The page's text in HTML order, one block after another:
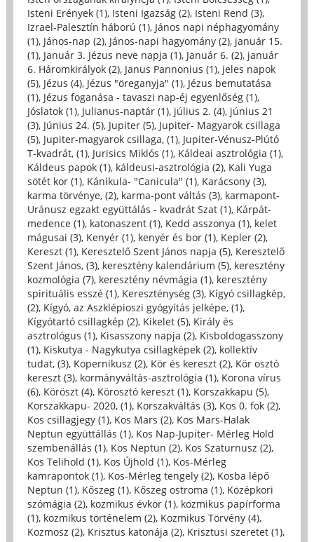
Isteni Erények (1), Isteni Igazság (2), Isteni Rend (3),
Izrael-Palesztín háború (1), János napi néphagyomány
(1), János-nap (2), János-napi hagyomány (2), január 15.
(1), Január 3. Jézus neve napja (1), Január 6. (2), január
6. Háromkirályok (2), Janus Pannonius (1), jeles napok
(5), Jézus (4), Jézus "öreganyja" (1), Jézus bemutatása
(1), Jézus foganása - tavaszi nap-éj egyenlőség (1),
Jóslatok (1), Julianus-naptár (1), július 2. (4), június 21
(3), Június 24. (5), Jupiter (5), Jupiter- Magyarok csillaga
(5), Jupiter-magyarok csillaga, (1), Jupiter-Vénusz-Plútó
T-kvadrát, (1), Jurisics Miklós (1), Káldeai asztrológia (1),
Káldeus papok (1), káldeusi-asztrológia (2), Kali Yuga
sötét kor (1), Kánikula- "Canicula" (1), Karácsony (3),
karma törvénye, (2), karma-pont váltás (3), karmapont-
Uránusz egzakt együttálás - kvadrát Szat (1), Kárpát-
medence (1), katonaszent (1), Kedd asszonya (1), kelet
mágusai (3), Kenyér (1), kenyér és bor (1), Kepler (2),
Kereszt (1), Keresztelő Szent János napja (5), Keresztelő
Szent János, (3), keresztény kalendárium (5), keresztény
kozmológia (7), keresztény névmágia (1), keresztény
spirituális esszé (1), Kereszténység (3), Kígyó csillagkép,
(2), Kígyó, az Aszklépioszi gyógyítás jelképe, (1),
Kígyótartó csillagkép (2), Kikelet (5), Király és
asztrológus (1), Kisasszony napja (2), Kisboldogasszony
(1), Kiskutya - Nagykutya csillagképek (2), kollektív
tudat, (3), Kopernikusz (2), Kör és kereszt (2), Kör osztó
kereszt (3), kormányváltás-asztrológia (1), Korona vírus
(6), Köröszt (4), Körosztó kereszt (1), Korszakkapu (5),
Korszakkapu- 2020, (1), Korszakváltás (3), Kos 0. fok (2),
Kos csillagjegy (1), Kos Mars (2), Kos Mars-Halak
Neptun együttállás (1), Kos Nap-Jupiter- Mérleg Hold
szembenállás (1), Kos Neptun (2), Kos Szaturnusz (2),
Kos Telihold (1), Kos Újhold (1), Kos-Mérleg
kamrapontok (1), Kos-Mérleg tengely (2), Kosba lépő
Neptun (1), Kőszeg (1), Kőszeg ostroma (1), Középkori
szómágia (2), kozmikus évkör (1), kozmikus papírforma
(1), kozmikus történelem (2), Kozmikus Törvény (4),
Kozmosz (2), Krisztus katonája (2), Krisztusi szeretet (1),